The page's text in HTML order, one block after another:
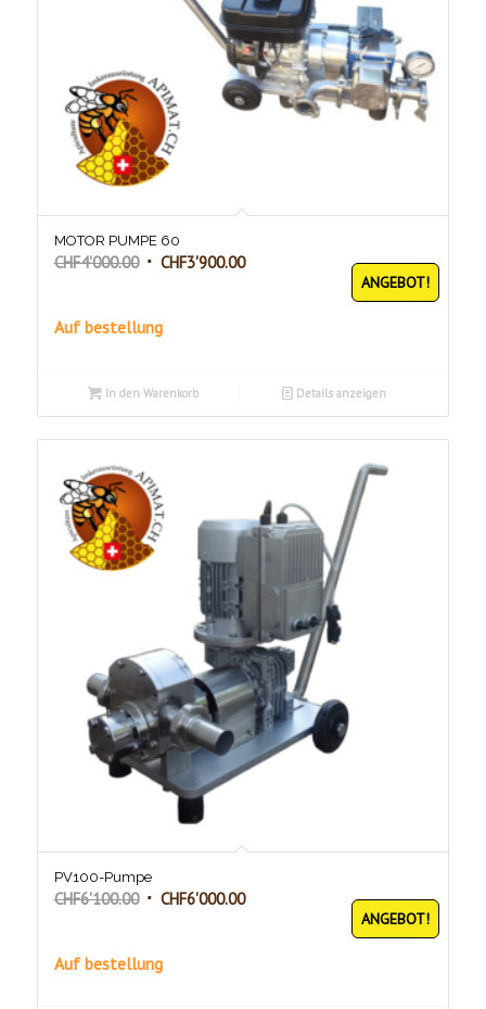
MOTOR PUMPE 60
CHF4'000.00 Ursprünglicher
CHF4'000.00
CHF3'900.00Aktueller
ANGEBOT!
Auf bestellung
In den Warenkorb Details anzeigen
PV100-Pumpe
CHF6'100.00 Ursprünglicher
CHF6'100.00
CHF6'000.00Aktueller
ANGEBOT!
Auf bestellung